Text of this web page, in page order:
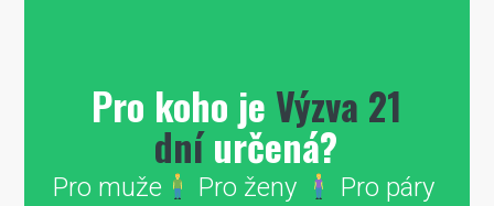
Pro koho je Výzva 21
dníurčená?
Pro muže Pro ženy
Pro páry